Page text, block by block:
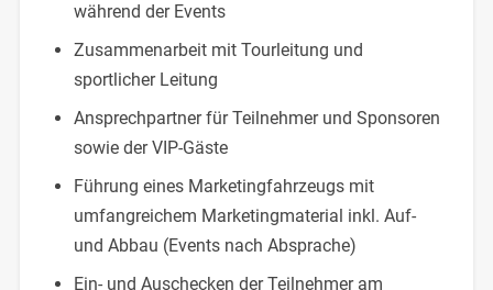
während der Events
Zusammenarbeit mit Tourleitung und
sportlicher Leitung
Ansprechpartner für Teilnehmer und Sponsoren
sowie der VIP-Gäste
Führung eines Marketingfahrzeugs mit
umfangreichem Marketingmaterial inkl. Auf-
und Abbau (Events nach Absprache)
Ein- und Auschecken der Teilnehmer am